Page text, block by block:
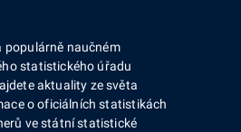
populárně naučném
statistického úřadu
aktuality ze světa
o oficiálních statistikách
ve státní statistické